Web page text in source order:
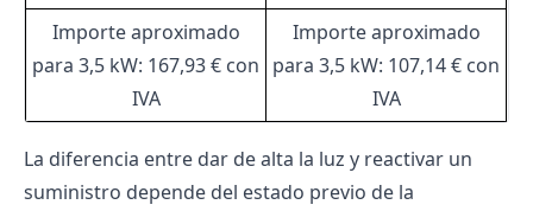
Importe aproximado
para 3,5 kW: 167,93 € con
IVA
Importe aproximado
para 3,5 kW: 107,14 € con
IVA
La diferencia entre dar de alta la luz y reactivar un
suministro depende del estado previo de la